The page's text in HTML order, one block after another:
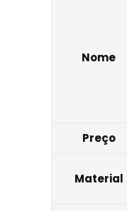
Nome
Preço
Material